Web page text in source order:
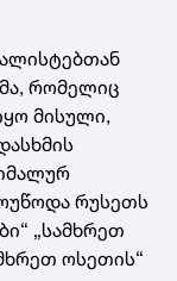
რომელიც
მისული,
რუსეთს
„სამხრეთ
ოსეთის“